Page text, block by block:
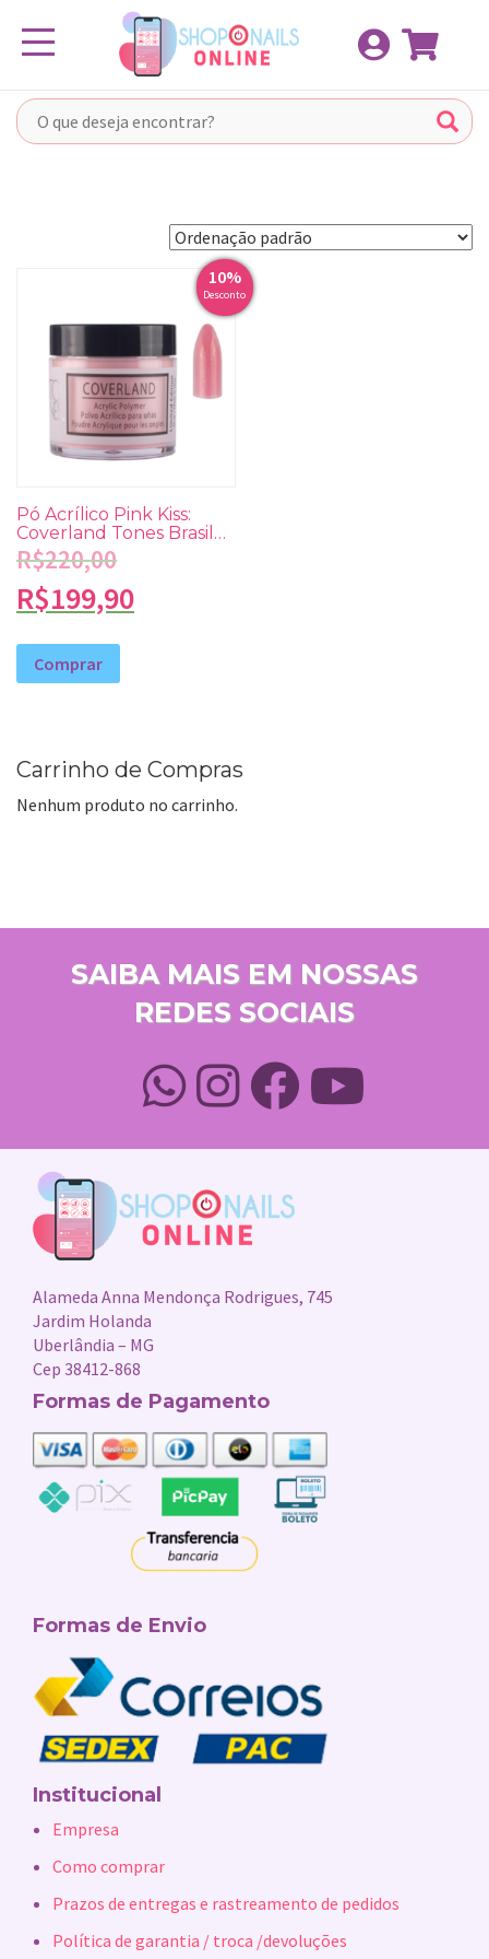
Pular
para
conteúdo
Toggle navigation
10%
Desconto
Pó Acrílico Pink Kiss:
Coverland Tones Brasil
43g
R$220,00
R$199,90
Comprar
Carrinho de Compras
Nenhum produto no carrinho.
SAIBA MAIS EM NOSSAS
REDES SOCIAIS
Alameda Anna Mendonça Rodrigues, 745
Jardim Holanda
Uberlândia – MG
Cep 38412-868
Formas de Pagamento
Formas de Envio
Institucional
Empresa
Como comprar
Prazos de entregas e rastreamento de pedidos
Política de garantia / troca /devoluções